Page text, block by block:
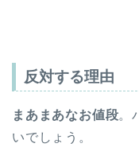
反対する理由
まあまあなお値段。
いでしょう。